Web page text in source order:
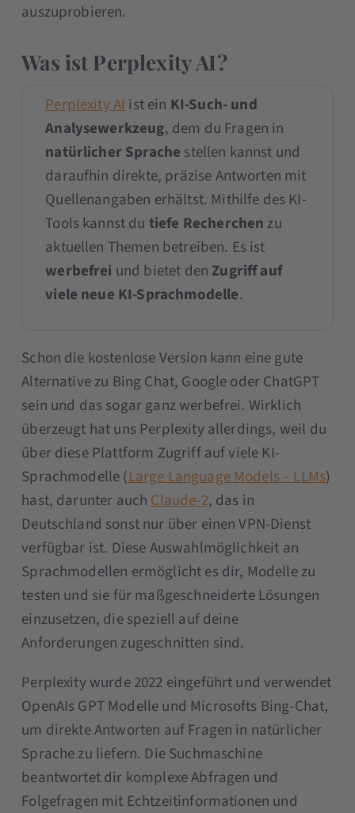
auszuprobieren.
Was ist Perplexity AI?
Perplexity AIist ein KI-Such- und
Analysewerkzeug, dem du Fragen in
natürlicher Sprache stellen kannst und
daraufhin direkte, präzise Antworten mit
Quellenangaben erhältst. Mithilfe des KI-
Tools kannst du tiefe Recherchenzu
aktuellen Themen betreiben. Es ist
werbefrei und bietet den Zugriff auf
viele neue KI-Sprachmodelle.
Schon die kostenlose Version kann eine gute
Alternative zu Bing Chat, Google oder ChatGPT
sein und das sogar ganz werbefrei. Wirklich
überzeugt hat uns Perplexity allerdings, weil du
über diese Plattform Zugriff auf viele KI-
Sprachmodelle (Large Language Models – LLMs)
hast, darunter auchClaude-2, das in
Deutschland sonst nur über einen VPN-Dienst
verfügbar ist. Diese Auswahlmöglichkeit an
Sprachmodellen ermöglicht es dir, Modelle zu
testen und sie für maßgeschneiderte Lösungen
einzusetzen, die speziell auf deine
Anforderungen zugeschnitten sind.
Perplexity wurde 2022 eingeführt und verwendet
OpenAIs GPT Modelle und Microsofts Bing-Chat,
um direkte Antworten auf Fragen in natürlicher
Sprache zu liefern. Die Suchmaschine
beantwortet dir komplexe Abfragen und
Folgefragen mit Echtzeitinformationen und